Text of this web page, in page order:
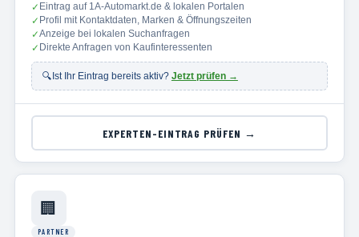
✓ Eintrag auf 1A-Automarkt.de & lokalen Portalen
✓ Profil mit Kontaktdaten, Marken & Öffnungszeiten
✓Anzeige bei lokalen Suchanfragen
✓ Direkte Anfragen von Kaufinteressenten
🔍 Ist Ihr Eintrag bereits aktiv? Jetzt prüfen →
EXPERTEN-EINTRAG PRÜFEN →
🏢
PARTNER